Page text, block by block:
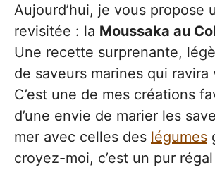
Aujourd’hui, je vous propose
revisitée : la Moussaka au
Une recette surprenante,
de saveurs marines qui ravira
C’est une de mes créations
d’une envie de marier les
mer avec celles des légumes
croyez-moi, c’est un pur régal